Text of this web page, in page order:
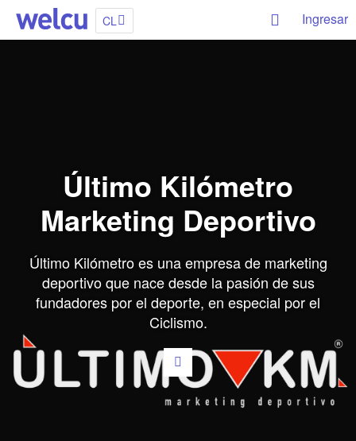
CL Ingresar
Último Kilómetro
Marketing Deportivo
Último Kilómetro es una empresa de marketing
deportivo que nace desde la pasión de sus
fundadores por el deporte, en especial por el
Ciclismo.